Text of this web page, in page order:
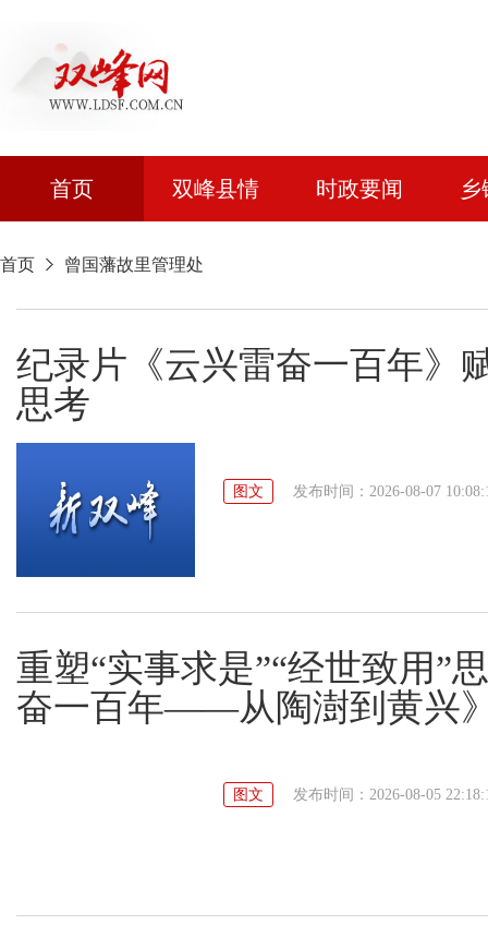
首页 双峰县情 时政要闻
首页 曾国藩故里管理处
纪录片《云兴雷奋一百年》
思考
图文 发布时间：2026-08-07
重塑“实事求是”“经世致用
奋一百年——从陶澍到黄兴
图文 发布时间：2026-08-05